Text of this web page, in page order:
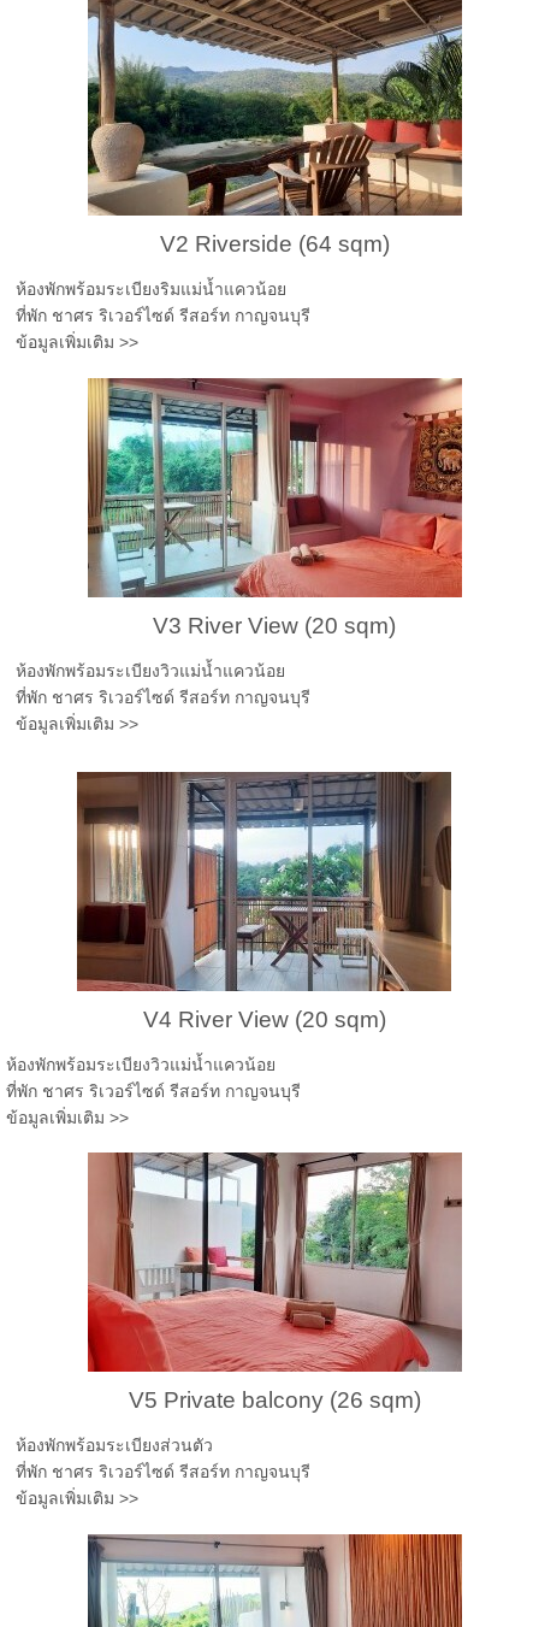
V2 Riverside (64 sqm)
ห้องพักพร้อมระเบียงริมแม่น้ำแควน้อย
ที่พัก ชาศร ริเวอร์ไซด์ รีสอร์ท กาญจนบุรี
ข้อมูลเพิ่มเติม >>
V3 River View (20 sqm)
ห้องพักพร้อมระเบียงวิวแม่น้ำแควน้อย
ที่พัก ชาศร ริเวอร์ไซด์ รีสอร์ท กาญจนบุรี
ข้อมูลเพิ่มเติม >>
V4 River View (20 sqm)
ห้องพักพร้อมระเบียงวิวแม่น้ำแควน้อย
ที่พัก ชาศร ริเวอร์ไซด์ รีสอร์ท กาญจนบุรี
ข้อมูลเพิ่มเติม >>
V5 Private balcony (26 sqm)
ห้องพักพร้อมระเบียงส่วนตัว
ที่พัก ชาศร ริเวอร์ไซด์ รีสอร์ท กาญจนบุรี
ข้อมูลเพิ่มเติม >>